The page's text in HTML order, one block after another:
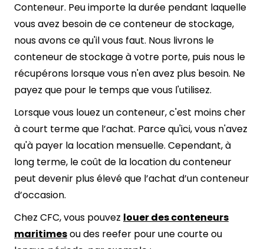
Conteneur. Peu importe la durée pendant laquelle
vous avez besoin de ce conteneur de stockage,
nous avons ce qu'il vous faut. Nous livrons le
conteneur de stockage à votre porte, puis nous le
récupérons lorsque vous n'en avez plus besoin. Ne
payez que pour le temps que vous l'utilisez.
Lorsque vous louez un conteneur, c'est moins cher
à court terme que l’achat. Parce qu'ici, vous n'avez
qu'à payer la location mensuelle. Cependant, à
long terme, le coût de la location du conteneur
peut devenir plus élevé que l’achat d’un conteneur
d’occasion.
Chez CFC, vous pouvez louer des conteneurs
maritimesou des reefer pour une courte ou